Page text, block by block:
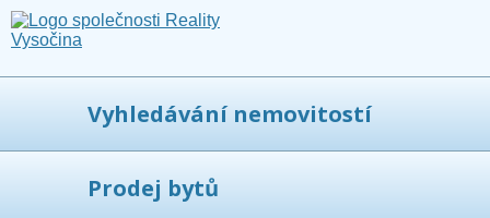
Vyhledávání nemovitostí
Prodej bytů